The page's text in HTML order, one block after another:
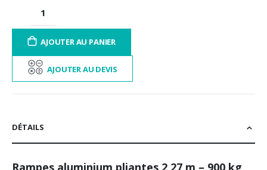
AJOUTER AU PANIER
AJOUTER AU DEVIS
DÉTAILS
Rampes aluminium pliantes 2,27 m – 900 kg